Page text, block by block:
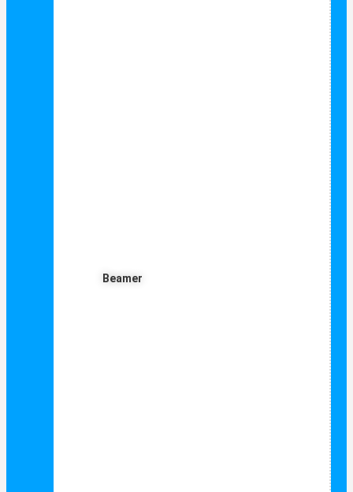
Beamer